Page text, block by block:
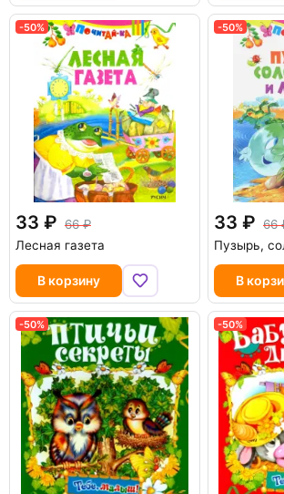
-50%
33
66
Лесная газета
В корзину
-50%
33
66
Пузырь,
В
-50% -50%